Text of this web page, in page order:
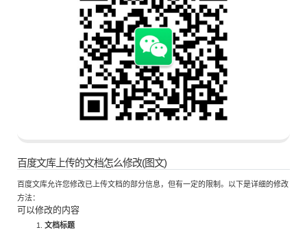
百度文库上传的文档怎么修改(图文)
百度文库允许您修改已上传文档的部分信息，但有一定的限制。以下是详细的修改
方法：
可以修改的内容
文档标题